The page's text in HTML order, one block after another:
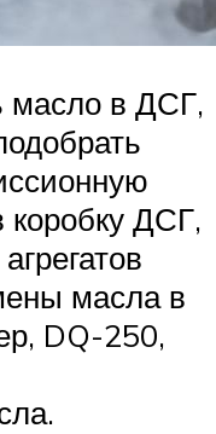
масло в ДСГ,
коробку ДСГ,
масла в
DQ-250,